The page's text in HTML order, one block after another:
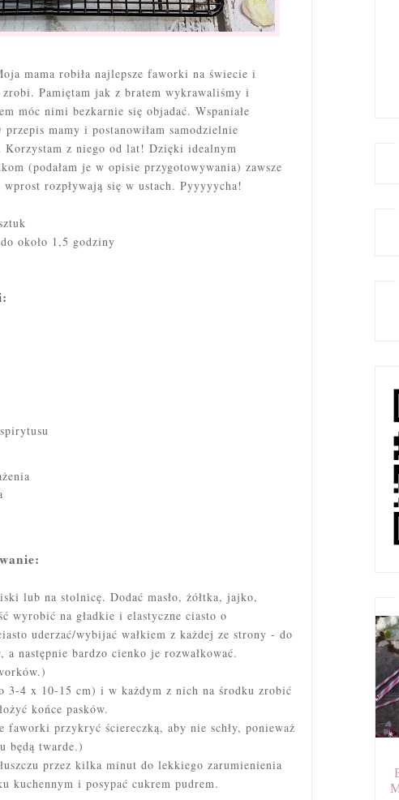
mama robiła najlepsze faworki na świecie i
Pamiętam jak z bratem wykrawaliśmy i
móc nimi bezkarnie się objadać. Wspaniałe
przepis mamy i postanowiłam samodzielnie
Korzystam z niego od lat! Dzięki idealnym
(podałam je w opisie przygotowywania) zawsze
rozpływają się w ustach. Pyyyyycha!
do około 1,5 godziny
lub na stolnicę. Dodać masło, żółtka, jajko,
wyrobić na gładkie i elastyczne ciasto o
uderzać/wybijać wałkiem z każdej ze strony - do
a następnie bardzo cienko je rozwałkować.
3-4 x 10-15 cm) i w każdym z nich na środku zrobić
końce pasków.
przykryć ściereczką, aby nie schły, ponieważ
będą twarde.)
przez kilka minut do lekkiego zarumienienia
kuchennym i posypać cukrem pudrem.